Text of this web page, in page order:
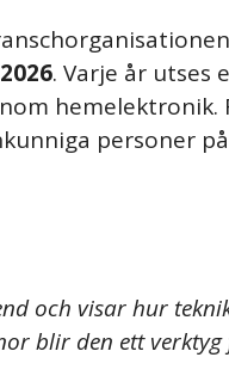
. Varje år utses
hemelektronik.
personer
och visar hur
blir den ett verktyg